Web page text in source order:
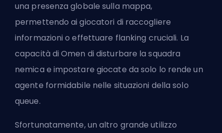
una presenza globale sulla mappa,
permettendo ai giocatori di raccogliere
informazioni o effettuare flanking cruciali. La
capacità di Omen di disturbare la squadra
nemica e impostare giocate da solo lo rende un
agente formidabile nelle situazioni della solo
queue.
Sfortunatamente, un altro grande utilizzo